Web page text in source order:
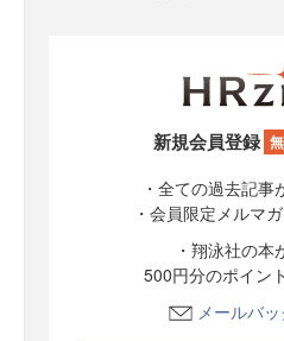
新規会員登録
・全ての過去記事
・会員限定メルマ
・翔泳社の本
500円分のポイン
メールバ